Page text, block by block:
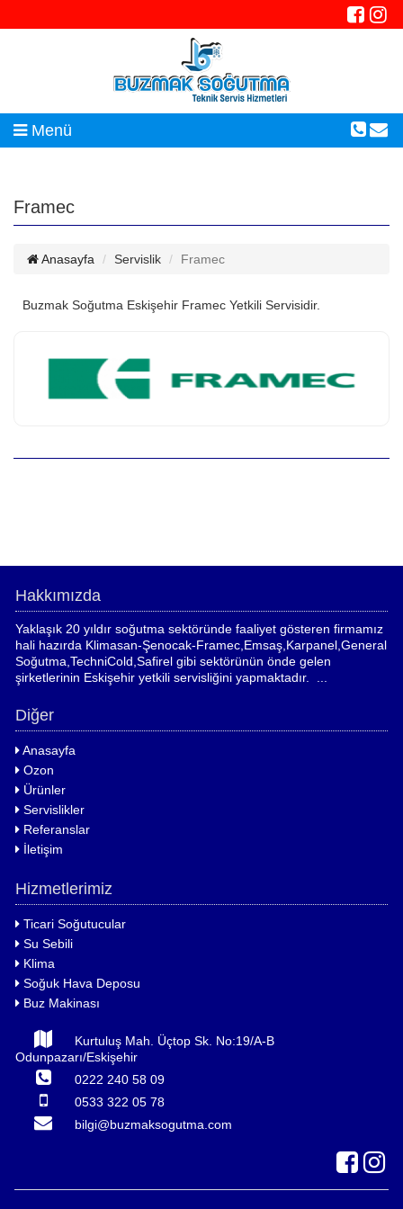
Menü
Framec
Anasayfa Servislik Framec
Buzmak Soğutma Eskişehir Framec Yetkili Servisidir.
Hakkımızda
Yaklaşık 20 yıldır soğutma sektöründe faaliyet gösteren firmamız
hali hazırda Klimasan-Şenocak-Framec,Emsaş,Karpanel,General
Soğutma,TechniCold,Safirel gibi sektörünün önde gelen
şirketlerinin Eskişehir yetkili servisliğini yapmaktadır. ...
Diğer
Anasayfa
Ozon
Ürünler
Servislikler
Referanslar
İletişim
Hizmetlerimiz
Ticari Soğutucular
Su Sebili
Klima
Soğuk Hava Deposu
Buz Makinası
Kurtuluş Mah. Üçtop Sk. No:19/A-B
Odunpazarı/Eskişehir
0222 240 58 09
0533 322 05 78
bilgi@buzmaksogutma.com